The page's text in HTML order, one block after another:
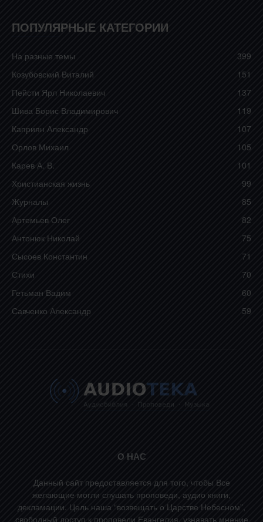
ПОПУЛЯРНЫЕ КАТЕГОРИИ
На разные темы
399
Козубовский Виталий
151
Пейсти Ярл Николаевич
137
Шива Борис Владимирович
119
Каприян Александр
107
Орлов Михаил
105
Карев А. В.
101
Христианская жизнь
99
Журналы
85
Артемьев Олег
82
Антонюк Николай
75
Сысоев Константин
71
Стихи
70
Гетьман Вадим
60
Савченко Александр
59
О НАС
Данный сайт предоставляется для того, чтобы Все
желающие могли слушать проповеди, аудио книги,
декламации. Цель наша “возвещать о Царстве Небесном”,
свободный доступ к проповеди Евангелия, узнавать мнение